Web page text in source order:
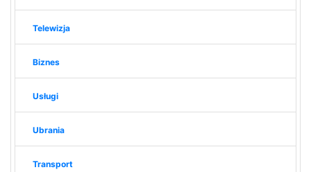
Telewizja
Biznes
Usługi
Ubrania
Transport